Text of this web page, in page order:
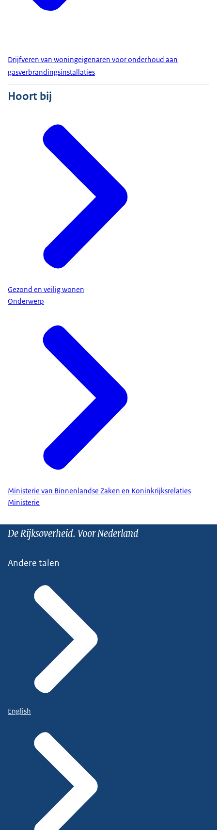
Drijfveren van woningeigenaren voor onderhoud aan
gasverbrandingsinstallaties
Hoort bij
Gezond en veilig wonen
Onderwerp
Ministerie van Binnenlandse Zaken en Koninkrijksrelaties
Ministerie
De Rijksoverheid. Voor Nederland
Andere talen
English